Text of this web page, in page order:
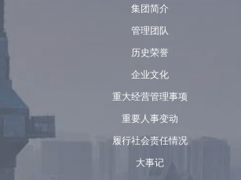
集团简介
管理团队
历史荣誉
企业文化
重大经营管理事项
重要人事变动
履行社会责任情况
大事记